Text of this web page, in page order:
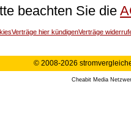
beachten Sie die
Verträge hier kündigenVerträge
© 2008-2026
Cheabit Media